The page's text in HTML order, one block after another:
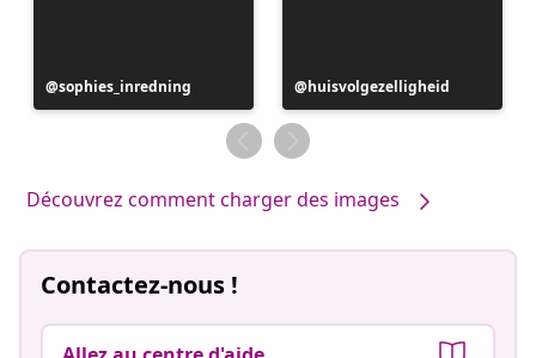
Publication
publiée
sophies_inredning
Publication
publiée
par
huisvolgezelligheid
Découvrez comment charger des images
Contactez-nous !